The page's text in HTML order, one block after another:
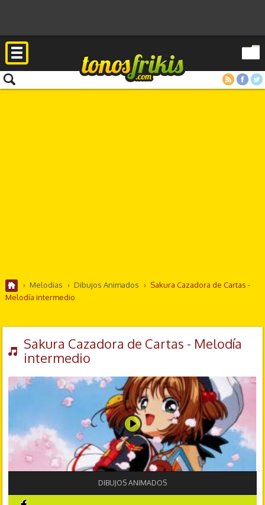
RSS FacebookTwitter
› Melodias › Dibujos Animados › Sakura Cazadora de Cartas -
Melodía intermedio
Sakura Cazadora de Cartas - Melodía
intermedio
DIBUJOS ANIMADOS